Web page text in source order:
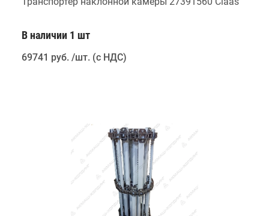
В наличии 1 шт
69741 руб. /шт. (с НДС)